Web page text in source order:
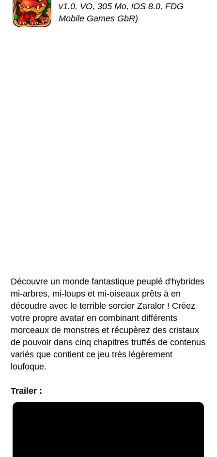
v1.0, VO, 305 Mo, iOS 8.0, FDG
Mobile Games GbR)
Découvre un monde fantastique peuplé d'hybrides
mi-arbres, mi-loups et mi-oiseaux prêts à en
découdre avec le terrible sorcier Zaralor ! Créez
votre propre avatar en combinant différents
morceaux de monstres et récupèrez des cristaux
de pouvoir dans cinq chapitres truffés de contenus
variés que contient ce jeu très légèrement
loufoque.
Trailer :